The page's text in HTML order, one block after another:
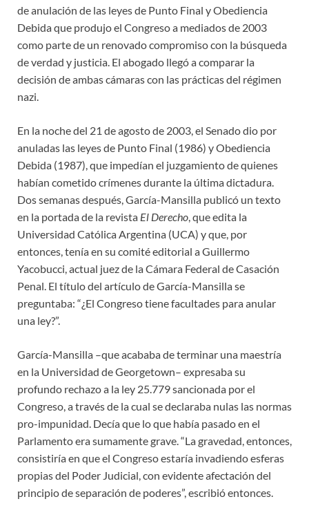
de anulación de las leyes de Punto Final y Obediencia
Debida que produjo el Congreso a mediados de 2003
como parte de un renovado compromiso con la búsqueda
de verdad y justicia. El abogado llegó a comparar la
decisión de ambas cámaras con las prácticas del régimen
nazi.
En la noche del 21 de agosto de 2003, el Senado dio por
anuladas las leyes de Punto Final (1986) y Obediencia
Debida (1987), que impedían el juzgamiento de quienes
habían cometido crímenes durante la última dictadura.
Dos semanas después, García-Mansilla publicó un texto
en la portada de la revista El Derecho, que edita la
Universidad Católica Argentina (UCA) y que, por
entonces, tenía en su comité editorial a Guillermo
Yacobucci, actual juez de la Cámara Federal de Casación
Penal. El título del artículo de García-Mansilla se
preguntaba: “¿El Congreso tiene facultades para anular
una ley?”.
García-Mansilla –que acababa de terminar una maestría
en la Universidad de Georgetown– expresaba su
profundo rechazo a la ley 25.779 sancionada por el
Congreso, a través de la cual se declaraba nulas las normas
pro-impunidad. Decía que lo que había pasado en el
Parlamento era sumamente grave. “La gravedad, entonces,
consistiría en que el Congreso estaría invadiendo esferas
propias del Poder Judicial, con evidente afectación del
principio de separación de poderes”, escribió entonces.